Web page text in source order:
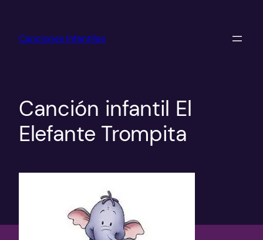
contenido
Canciones Infantiles
Canción infantil El
Elefante Trompita